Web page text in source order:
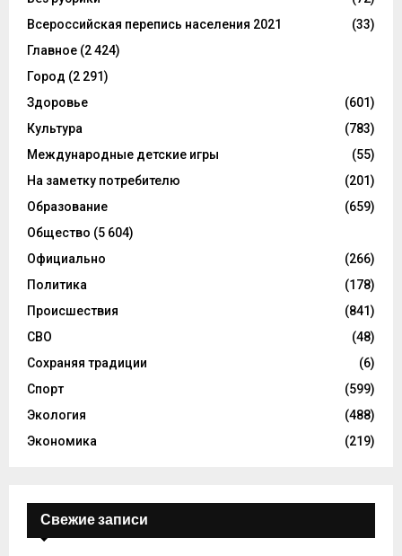
Всероссийская перепись населения 2021
(33)
Главное (2 424)
Город (2 291)
Здоровье
(601)
Культура
(783)
Международные детские игры
(55)
На заметку потребителю
(201)
Образование
(659)
Общество (5 604)
Официально
(266)
Политика
(178)
Происшествия
(841)
СВО
(48)
Сохраняя традиции
(6)
Спорт
(599)
Экология
(488)
Экономика
(219)
Свежие записи